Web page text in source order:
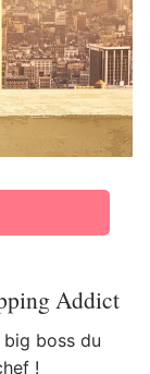
Addict
big boss du
!